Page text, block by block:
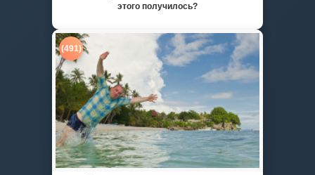
этого получилось?
(491)